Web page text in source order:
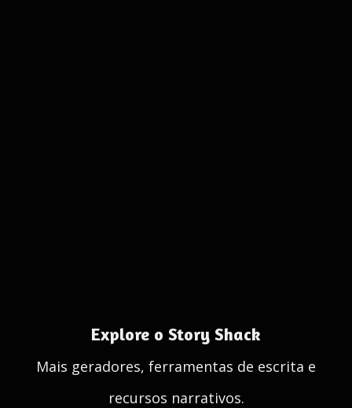
Explore o Story Shack
Mais geradores, ferramentas de escrita e
recursos narrativos.